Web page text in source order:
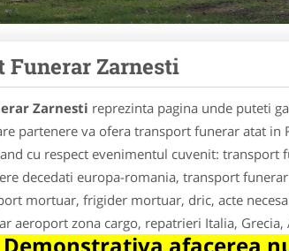
Funerar Zarnesti
Zarnesti reprezinta pagina unde puteti
partenere va ofera transport funerar atat in
cu respect evenimentul cuvenit:
decedati europa-romania, transport
mortuar, frigider mortuar, dric, acte
aeroport zona cargo, repatrieri Italia, Grecia,